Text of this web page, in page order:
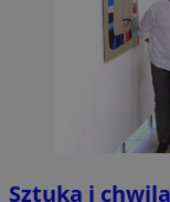
Sztuka i